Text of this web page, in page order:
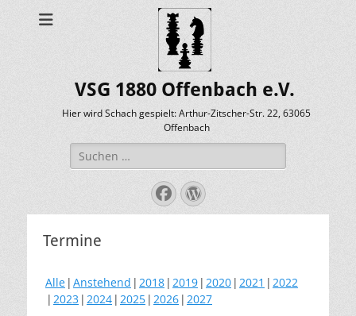
VSG 1880 Offenbach e.V.
Hier wird Schach gespielt: Arthur-Zitscher-Str. 22, 63065
Offenbach
Suche
nach:
Facebook
WordPress
Termine
Alle Anstehend 2018 2019 2020 2021
2022
2023 2024 2025 2026 2027